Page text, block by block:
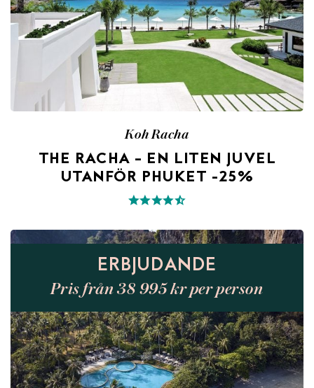
Koh Racha
THE RACHA – EN LITEN JUVEL
UTANFÖR PHUKET -25%
ERBJUDANDE
Pris från 38 995 kr per person